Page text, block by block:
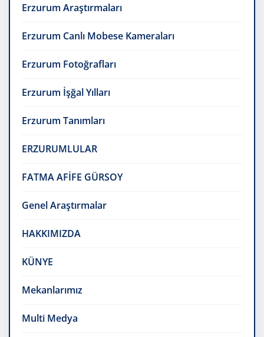
Erzurum Araştırmaları
Erzurum Canlı Mobese Kameraları
Erzurum Fotoğrafları
Erzurum İşğal Yılları
Erzurum Tanımları
ERZURUMLULAR
FATMA AFİFE GÜRSOY
Genel Araştırmalar
HAKKIMIZDA
KÜNYE
Mekanlarımız
Multi Medya